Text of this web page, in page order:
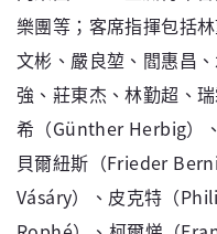
樂團等；客席指揮包括
文彬、嚴良堃、閻惠昌
強、莊東杰、林勤超、
希（Günther Herbig）
貝爾紐斯（Frieder
Vásáry）、皮克特（